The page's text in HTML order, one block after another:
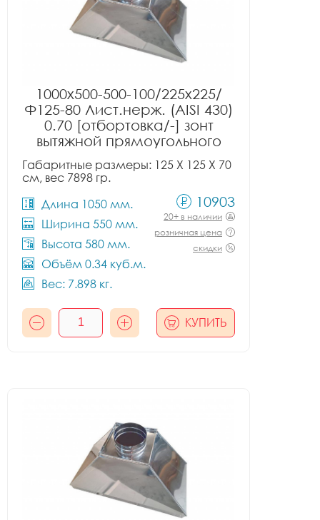
1000x500-500-100/225x225/
Ф125-80 Лист.нерж. (AISI 430)
0.70 [отбортовка/-] зонт
вытяжной прямоугольного
Габаритные размеры: 125 X 125 X 70
см, вес 7898 гр.
Длина 1050 мм.
Ширина 550 мм.
Высота 580 мм.
Объём 0.34 куб.м.
Вес: 7.898 кг.
10903
20+ в наличии
розничная цена
скидки
КУПИТЬ